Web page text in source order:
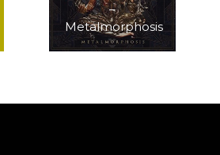
–
Metalmorphosis